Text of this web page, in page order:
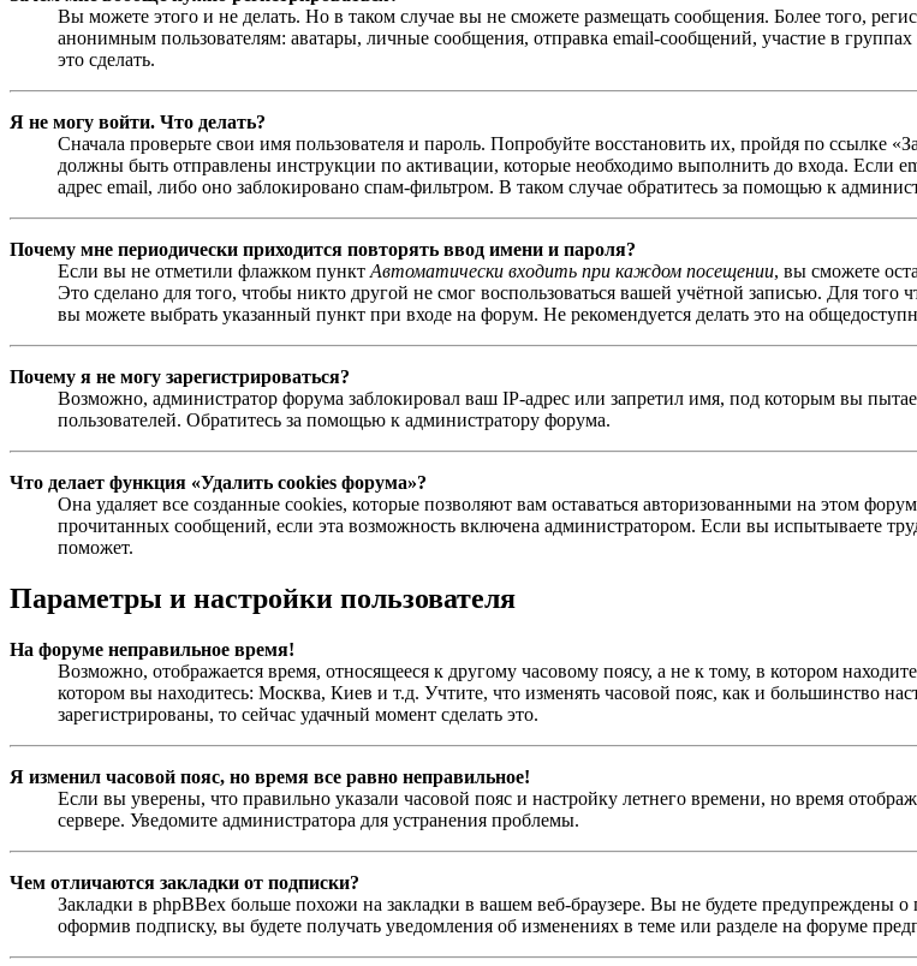
Вы можете этого и не делать. Но в таком случае вы не сможете размещать сообщения. Более того,
анонимным пользователям: аватары, личные сообщения, отправка email-сообщений, участие в
это сделать.
Я не могу войти. Что делать?
Сначала проверьте свои имя пользователя и пароль. Попробуйте восстановить их, пройдя по ссылке
должны быть отправлены инструкции по активации, которые необходимо выполнить до входа. Если
адрес email, либо оно заблокировано спам-фильтром. В таком случае обратитесь за помощью к
Почему мне периодически приходится повторять ввод имени и пароля?
Если вы не отметили флажком пункт Автоматически входить при каждом посещении, вы сможете
Это сделано для того, чтобы никто другой не смог воспользоваться вашей учётной записью. Для
вы можете выбрать указанный пункт при входе на форум. Не рекомендуется делать это на
Почему я не могу зарегистрироваться?
Возможно, администратор форума заблокировал ваш IP-адрес или запретил имя, под которым вы
пользователей. Обратитесь за помощью к администратору форума.
Что делает функция «Удалить cookies форума»?
Она удаляет все созданные cookies, которые позволяют вам оставаться авторизованными на этом
прочитанных сообщений, если эта возможность включена администратором. Если вы испытываете
поможет.
Параметры и настройки пользователя
На форуме неправильное время!
Возможно, отображается время, относящееся к другому часовому поясу, а не к тому, в котором
котором вы находитесь: Москва, Киев и т.д. Учтите, что изменять часовой пояс, как и большинство
зарегистрированы, то сейчас удачный момент сделать это.
Я изменил часовой пояс, но время все равно неправильное!
Если вы уверены, что правильно указали часовой пояс и настройку летнего времени, но время
сервере. Уведомите администратора для устранения проблемы.
Чем отличаются закладки от подписки?
Закладки в phpBBex больше похожи на закладки в вашем веб-браузере. Вы не будете предупреждены
оформив подписку, вы будете получать уведомления об изменениях в теме или разделе на форуме